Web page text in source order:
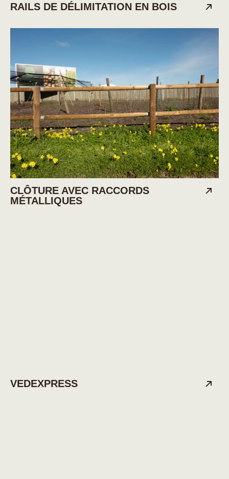
RAILS DE DÉLIMITATION EN BOIS
CLÔTURE AVEC RACCORDS
MÉTALLIQUES
VEDEXPRESS